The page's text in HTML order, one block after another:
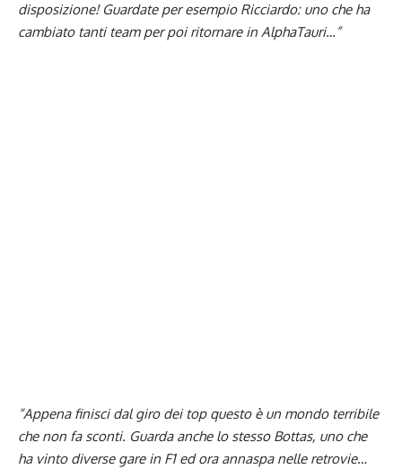
disposizione! Guardate per esempio Ricciardo: uno che ha
cambiato tanti team per poi ritornare in AlphaTauri…”
“Appena finisci dal giro dei top questo è un mondo terribile
che non fa sconti. Guarda anche lo stesso Bottas, uno che
ha vinto diverse gare in F1 ed ora annaspa nelle retrovie…